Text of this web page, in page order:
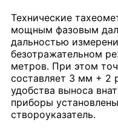
Технические
мощным фазовым
дальностью
безотражательном
метров. При этом
составляет 3 мм + 2
удобства выноса
приборы
створоуказатель.